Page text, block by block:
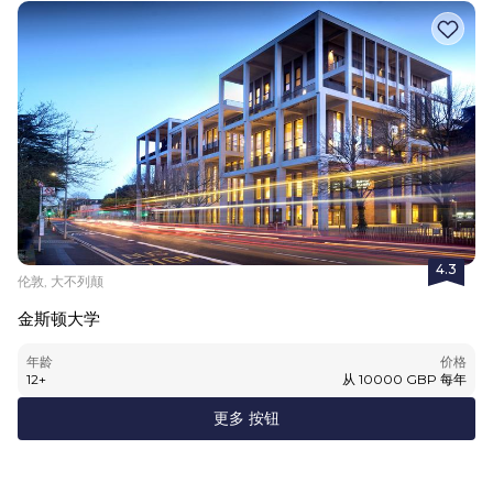
4.3
伦敦, 大不列颠
金斯顿大学
年龄
12+
价格
从 10000 GBP 每年
更多 按钮